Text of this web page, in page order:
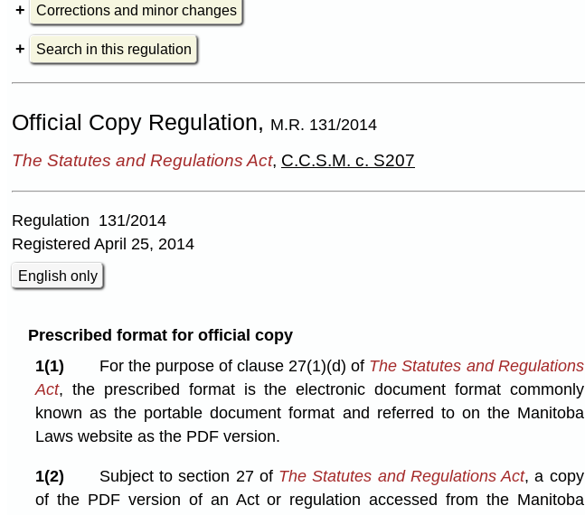
Corrections and minor changes
Search in this regulation
Official Copy Regulation, M.R. 131/2014
The Statutes and Regulations Act, C.C.S.M. c. S207
Regulation 131/2014
Registered April 25, 2014
English only
Prescribed format for official copy
1(1)
For the purpose of clause 27(1)⁠(d) of The Statutes and Regulations
Act, the prescribed format is the electronic document format commonly
known as the portable document format and referred to on the Manitoba
Laws website as the PDF version.
1(2) Subject to section 27 of The Statutes and Regulations Act, a copy
of the PDF version of an Act or regulation accessed from the Manitoba